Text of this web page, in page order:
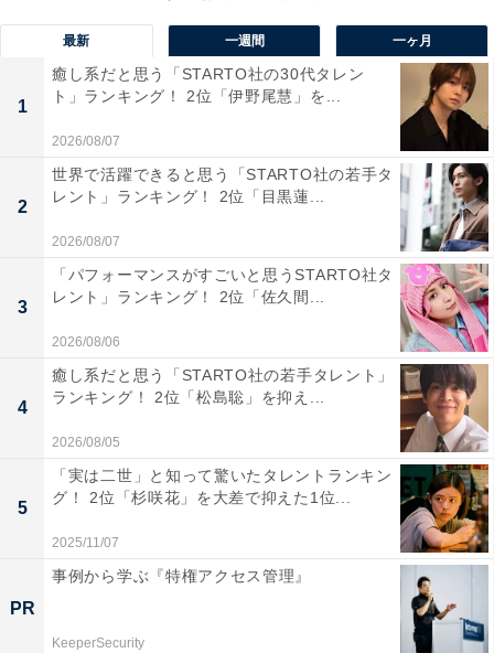
第1位：阿部寛（63票）
TBS電波ジャック??
／/ ? \＼ #阿部寛さん、#清野菜名
さん、
「THE TIME,」「Nスタ」阿部さん磯村さん
「ラヴィット！」「ひるおび」阿部さん清野さん磯
村さん
※生放送につき急な変更もございます
最新 一週間 一ヶ月
1
癒し系だと思う「STARTO社の30代タレン
ト」ランキング！ 2位「伊野尾慧」を...
2026/08/07
2
世界で活躍できると思う「STARTO社の若手タ
レント」ランキング！ 2位「目黒蓮...
2026/08/07
3
「パフォーマンスがすごいと思うSTARTO社タ
レント」ランキング！ 2位「佐久間...
2026/08/06
4
癒し系だと思う「STARTO社の若手タレント」
ランキング！ 2位「松島聡」を抑え...
2026/08/05
5
「実は二世」と知って驚いたタレントランキン
グ！ 2位「杉咲花」を大差で抑えた1位...
2025/11/07
PR
事例から学ぶ『特権アクセス管理』
KeeperSecurity